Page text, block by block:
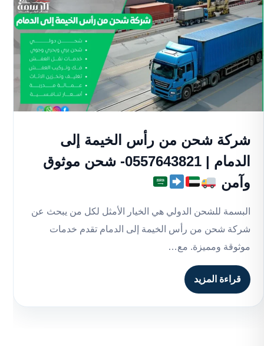
شركة شحن من رأس الخيمة إلى
الدمام | 0557643821- شحن موثوق
وآمن
البسمة للشحن الدولي هي الخيار الأمثل لكل من يبحث عن
شركة شحن من رأس الخيمة إلى الدمام تقدم خدمات
موثوقة ومميزة. مع…
قراءة المزيد